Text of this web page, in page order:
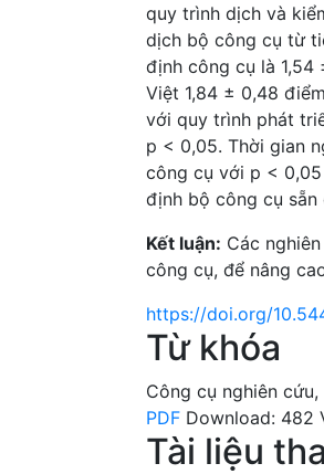
quy trình dịch và
dịch bộ công cụ từ
định công cụ là
Việt 1,84 ± 0,48
với quy trình phát
p < 0,05. Thời gian
công cụ với p <
định bộ công cụ
Kết luận: Các
công cụ, để nâng
https://doi.org/
Từ khóa
Công cụ nghiên cứu,
PDF Download: 482
Tài liệu